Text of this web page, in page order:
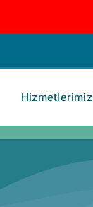
Hizmetlerimiz